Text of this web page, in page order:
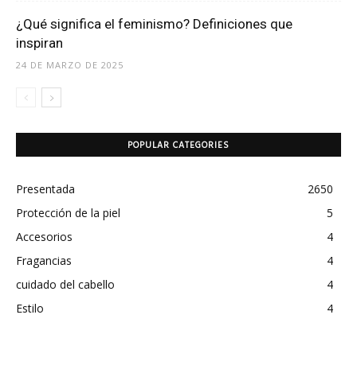
¿Qué significa el feminismo? Definiciones que
inspiran
24 DE MARZO DE 2025
POPULAR CATEGORIES
Presentada
2650
Protección de la piel
5
Accesorios
4
Fragancias
4
cuidado del cabello
4
Estilo
4